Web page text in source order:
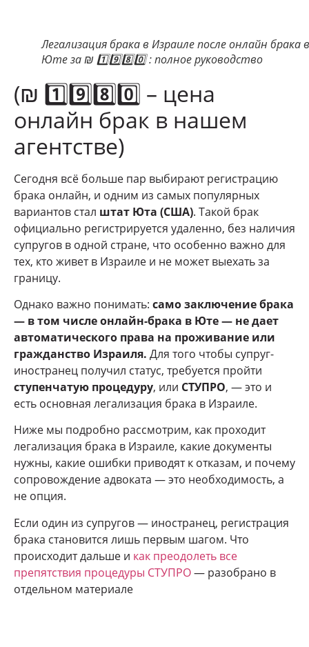
Легализация брака в Израиле после онлайн брака в
Юте за ₪ 1️⃣9️⃣8️⃣0️⃣ : полное руководство
(₪ 1️⃣9️⃣8️⃣0️⃣ – цена
онлайн брак в нашем
агентстве)
Сегодня всё больше пар выбирают регистрацию
брака онлайн, и одним из самых популярных
вариантов стал штат Юта (США). Такой брак
официально регистрируется удаленно, без наличия
супругов в одной стране, что особенно важно для
тех, кто живет в Израиле и не может выехать за
границу.
Однако важно понимать: само заключение брака
— в том числе онлайн-брака в Юте — не дает
автоматического права на проживание или
гражданство Израиля. Для того чтобы супруг-
иностранец получил статус, требуется пройти
ступенчатую процедуру, или СТУПРО, — это и
есть основная легализация брака в Израиле.
Ниже мы подробно рассмотрим, как проходит
легализация брака в Израиле, какие документы
нужны, какие ошибки приводят к отказам, и почему
сопровождение адвоката — это необходимость, а
не опция.
Если один из супругов — иностранец, регистрация
брака становится лишь первым шагом. Что
происходит дальше и как преодолеть все
препятствия процедуры СТУПРО— разобрано в
отдельном материале